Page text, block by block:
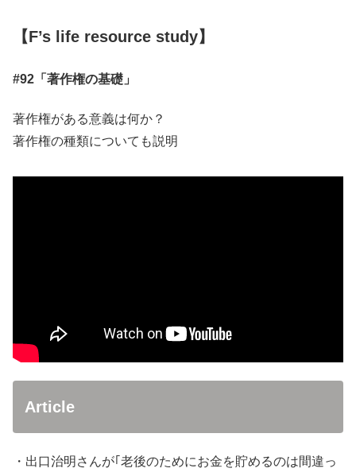
【F’s life resource study】
#92「著作権の基礎」
著作権がある意義は何か？
著作権の種類についても説明
Article
・出口治明さんが｢老後のためにお金を貯めるのは間違っ